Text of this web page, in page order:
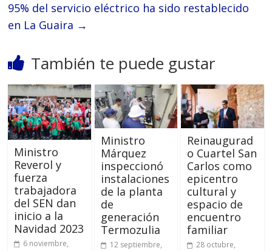
95% del servicio eléctrico ha sido restablecido
en La Guaira →
También te puede gustar
Ministro
Reverol y
fuerza
trabajadora
del SEN dan
inicio a la
Navidad 2023
6 noviembre,
Ministro
Márquez
inspeccionó
instalaciones
de la planta
de
generación
Termozulia
12 septiembre,
Reinaugurad
o Cuartel San
Carlos como
epicentro
cultural y
espacio de
encuentro
familiar
28 octubre,